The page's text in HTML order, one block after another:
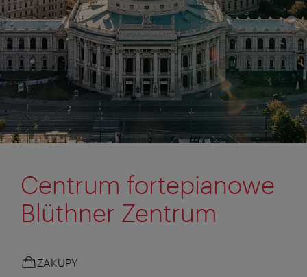
Centrum fortepianowe
Blüthner Zentrum
ZAKUPY